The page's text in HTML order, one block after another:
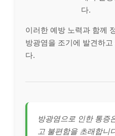
다.
이러한 예방 노력과 함께
방광염을 조기에 발견하
다.
방광염으로 인한 통증
고 불편함을 초래합니